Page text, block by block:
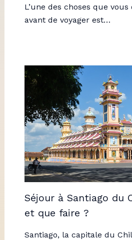
L’une des choses que
avant de voyager est…
Séjour à Santiago du
et que faire ?
Santiago, la capitale du